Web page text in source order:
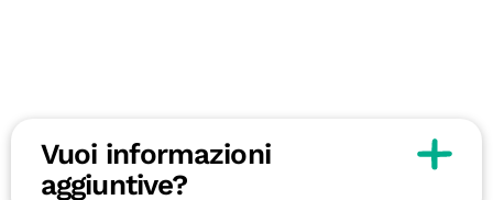
Vuoi informazioni
aggiuntive?